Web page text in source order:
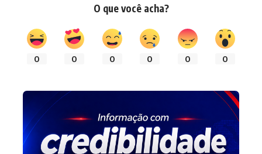
O que você acha?
0 0 0 0 0 0